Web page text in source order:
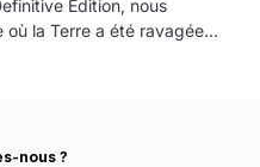
Edition, nous
où la Terre a été ravagée…
nous ?